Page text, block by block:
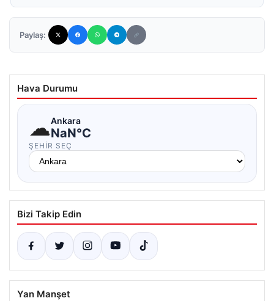
Paylaş:
Hava Durumu
☁Ankara
NaN°C
ŞEHIR SEÇ
Bizi Takip Edin
Yan Manşet